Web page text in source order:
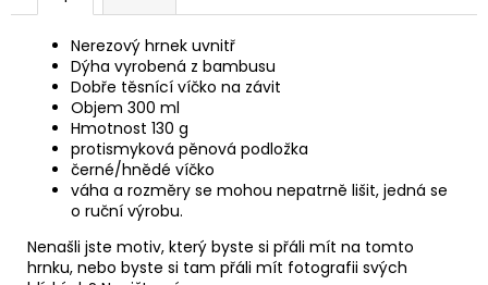
Nerezový hrnek uvnitř
Dýha vyrobená z bambusu
Dobře těsnící víčko na závit
Objem 300 ml
Hmotnost 130 g
protismyková pěnová podložka
černé/hnědé víčko
váha a rozměry se mohou nepatrně lišit, jedná se
o ruční výrobu.
Nenašli jste motiv, který byste si přáli mít na tomto
hrnku, nebo byste si tam přáli mít fotografii svých
(CIBULE)
ČESKÝ
450
Původně:
490